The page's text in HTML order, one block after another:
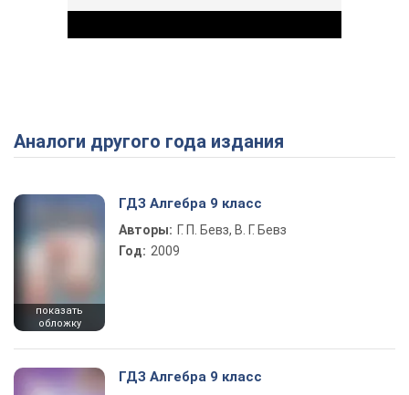
Play Video
Аналоги другого года издания
показать
обложку
ГДЗ Алгебра 9 класс
Авторы: Г. П. Бевз, В. Г. Бевз
Год: 2009
ГДЗ Алгебра 9 класс